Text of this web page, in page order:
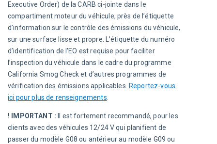
Executive Order) de la CARB ci-jointe dans le
compartiment moteur du véhicule, près de l’étiquette
d’information sur le contrôle des émissions du véhicule,
sur une surface lisse et propre. L’étiquette du numéro
d’identification de l'EO est requise pour faciliter
l’inspection du véhicule dans le cadre du programme
California Smog Check et d’autres programmes de
vérification des émissions applicables. Reportez-vous
ici pour plus de renseignements
! IMPORTANT : Il est fortement recommandé, pour les
clients avec des véhicules 12/24 V qui planifient de
passer du modèle G08 ou antérieur au modèle G09 ou